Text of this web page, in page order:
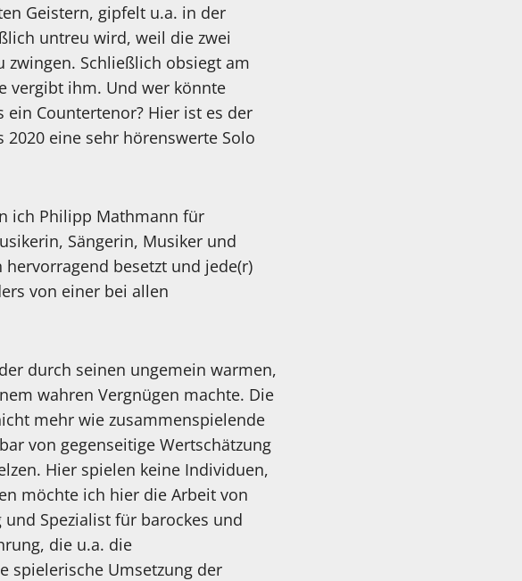
Geistern, gipfelt u.a. in der
untreu wird, weil die zwei
zwingen. Schließlich obsiegt am
vergibt ihm. Und wer könnte
Countertenor? Hier ist es der
eine sehr hörenswerte Solo
ich Philipp Mathmann für
Sängerin, Musiker und
besetzt und jede(r)
von einer bei allen
durch seinen ungemein warmen,
wahren Vergnügen machte. Die
mehr wie zusammenspielende
von gegenseitige Wertschätzung
Hier spielen keine Individuen,
möchte ich hier die Arbeit von
Spezialist für barockes und
die u.a. die
spielerische Umsetzung der